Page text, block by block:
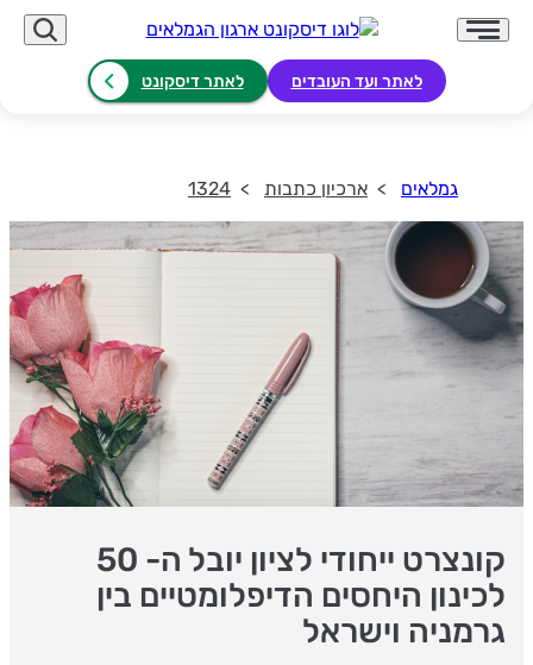
לאתר ועד העובדים לאתר דיסקונט
גמלאים ארכיון כתבות 1324
קונצרט ייחודי לציון יובל ה- 50
לכינון היחסים הדיפלומטיים בין
גרמניה וישראל